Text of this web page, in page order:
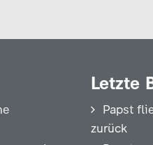
Letzte
Papst
zurück